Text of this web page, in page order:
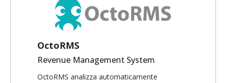
OctoRMS
Revenue Management System
OctoRMS analizza automaticamente